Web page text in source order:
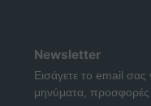
Newsletter
Εισάγετε το email σας
μηνύματα, προσφορές